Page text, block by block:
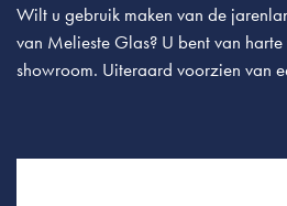
Wilt u gebruik maken van de
van Melieste Glas? U bent van
showroom. Uiteraard voorzien van